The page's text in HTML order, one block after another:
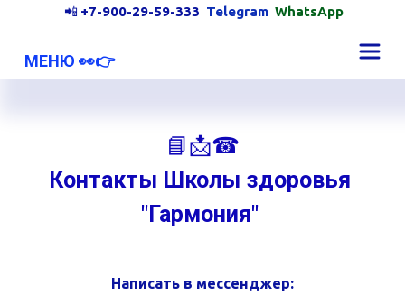
📲 +7-900-29-59-333 Telegram WhatsApp
   МЕНЮ 👀👉
📘📩☎
Контакты Школы здоровья
"Гармония"
Написать в мессенджер: